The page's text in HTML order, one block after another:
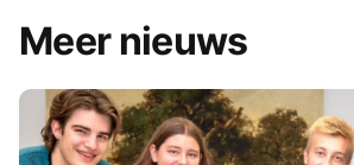
Meer nieuws